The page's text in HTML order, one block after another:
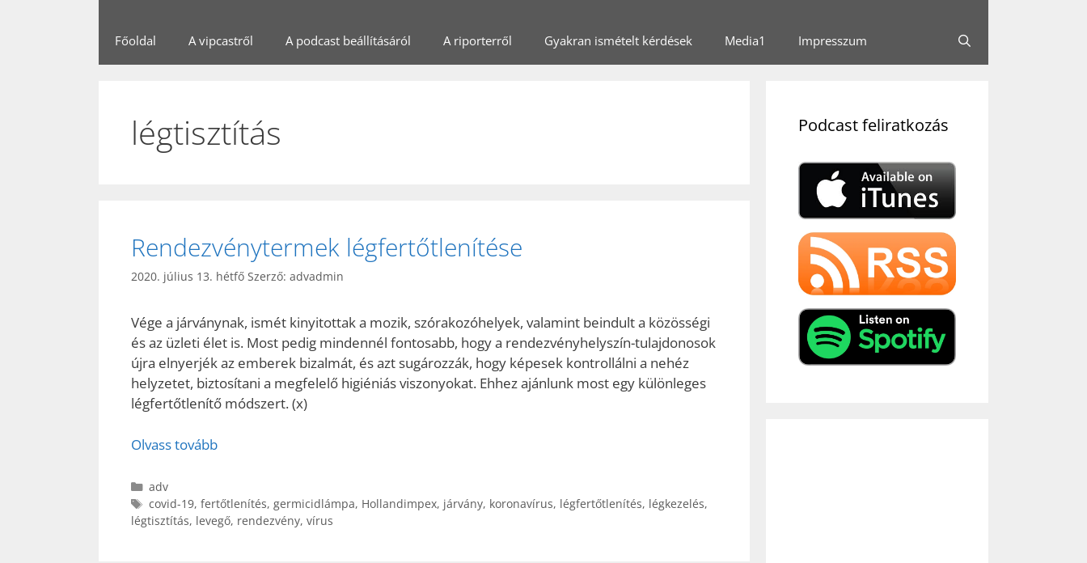
Főoldal A vipcastről A podcast beállításáról A riporterről Gyakran ismételt kérdések Media1 Impresszum
légtisztítás
Rendezvénytermek légfertőtlenítése
2020. július 13. hétfő Szerző: advadmin
Vége a járványnak, ismét kinyitottak a mozik, szórakozóhelyek, valamint beindult a közösségi
és az üzleti élet is. Most pedig mindennél fontosabb, hogy a rendezvényhelyszín-tulajdonosok
újra elnyerjék az emberek bizalmát, és azt sugározzák, hogy képesek kontrollálni a nehéz
helyzetet, biztosítani a megfelelő higiéniás viszonyokat. Ehhez ajánlunk most egy különleges
légfertőtlenítő módszert. (x)
Olvass tovább
Kategória
adv
Címkék
covid-19, fertőtlenítés, germicidlámpa, Hollandimpex, járvány, koronavírus, légfertőtlenítés, légkezelés,
légtisztítás, levegő, rendezvény, vírus
Podcast feliratkozás